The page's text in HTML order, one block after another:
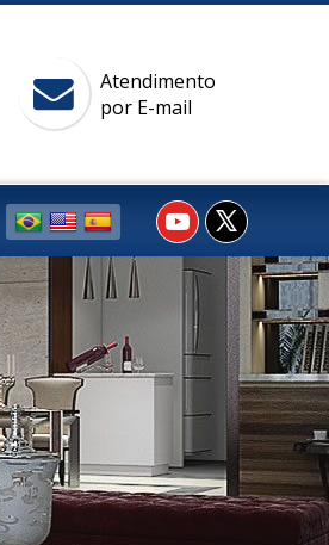
Atendimento
por E-mail